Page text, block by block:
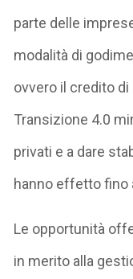
parte delle
modalità di
ovvero il credito
Transizione 4.0
privati e a dare
hanno effetto fino
Le opportunità
in merito alla